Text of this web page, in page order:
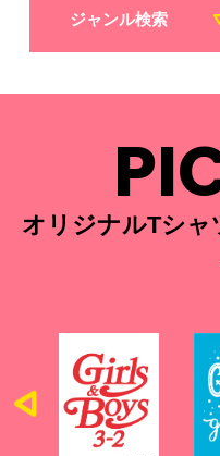
ジャンル検索
オリジナルTシ